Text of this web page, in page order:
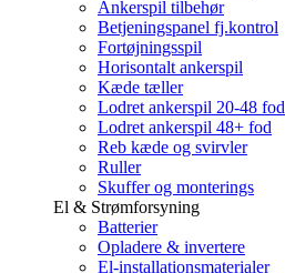
Ankerspil tilbehør
Betjeningspanel fj.kontrol
Fortøjningsspil
Horisontalt ankerspil
Kæde tæller
Lodret ankerspil 20-48 fod
Lodret ankerspil 48+ fod
Reb kæde og svirvler
Ruller
Skuffer og monterings
El & Strømforsyning
Batterier
Opladere & invertere
El-installationsmaterialer